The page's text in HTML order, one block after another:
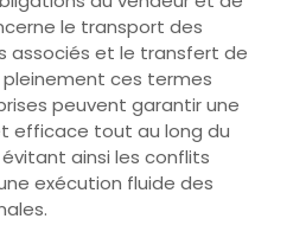
le transport des
associés et le transfert de
pleinement ces termes
peuvent garantir une
efficace tout au long du
ainsi les conflits
exécution fluide des